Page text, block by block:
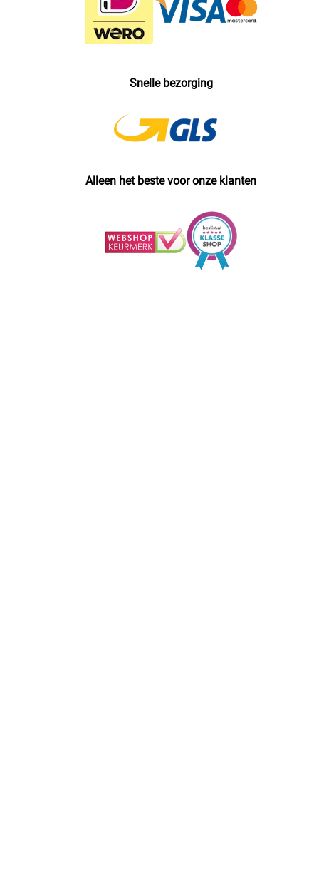
Snelle bezorging
Alleen het beste voor onze klanten